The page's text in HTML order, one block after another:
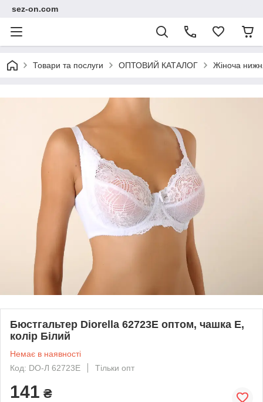
sez-on.com
Товари та послуги ОПТОВИЙ КАТАЛОГ Жіноча
Бюстгальтер Diorella 62723E оптом, чашка E,
колір Білий
Немає в наявності
Код: DO-Л 62723E
Тільки опт
141 ₴